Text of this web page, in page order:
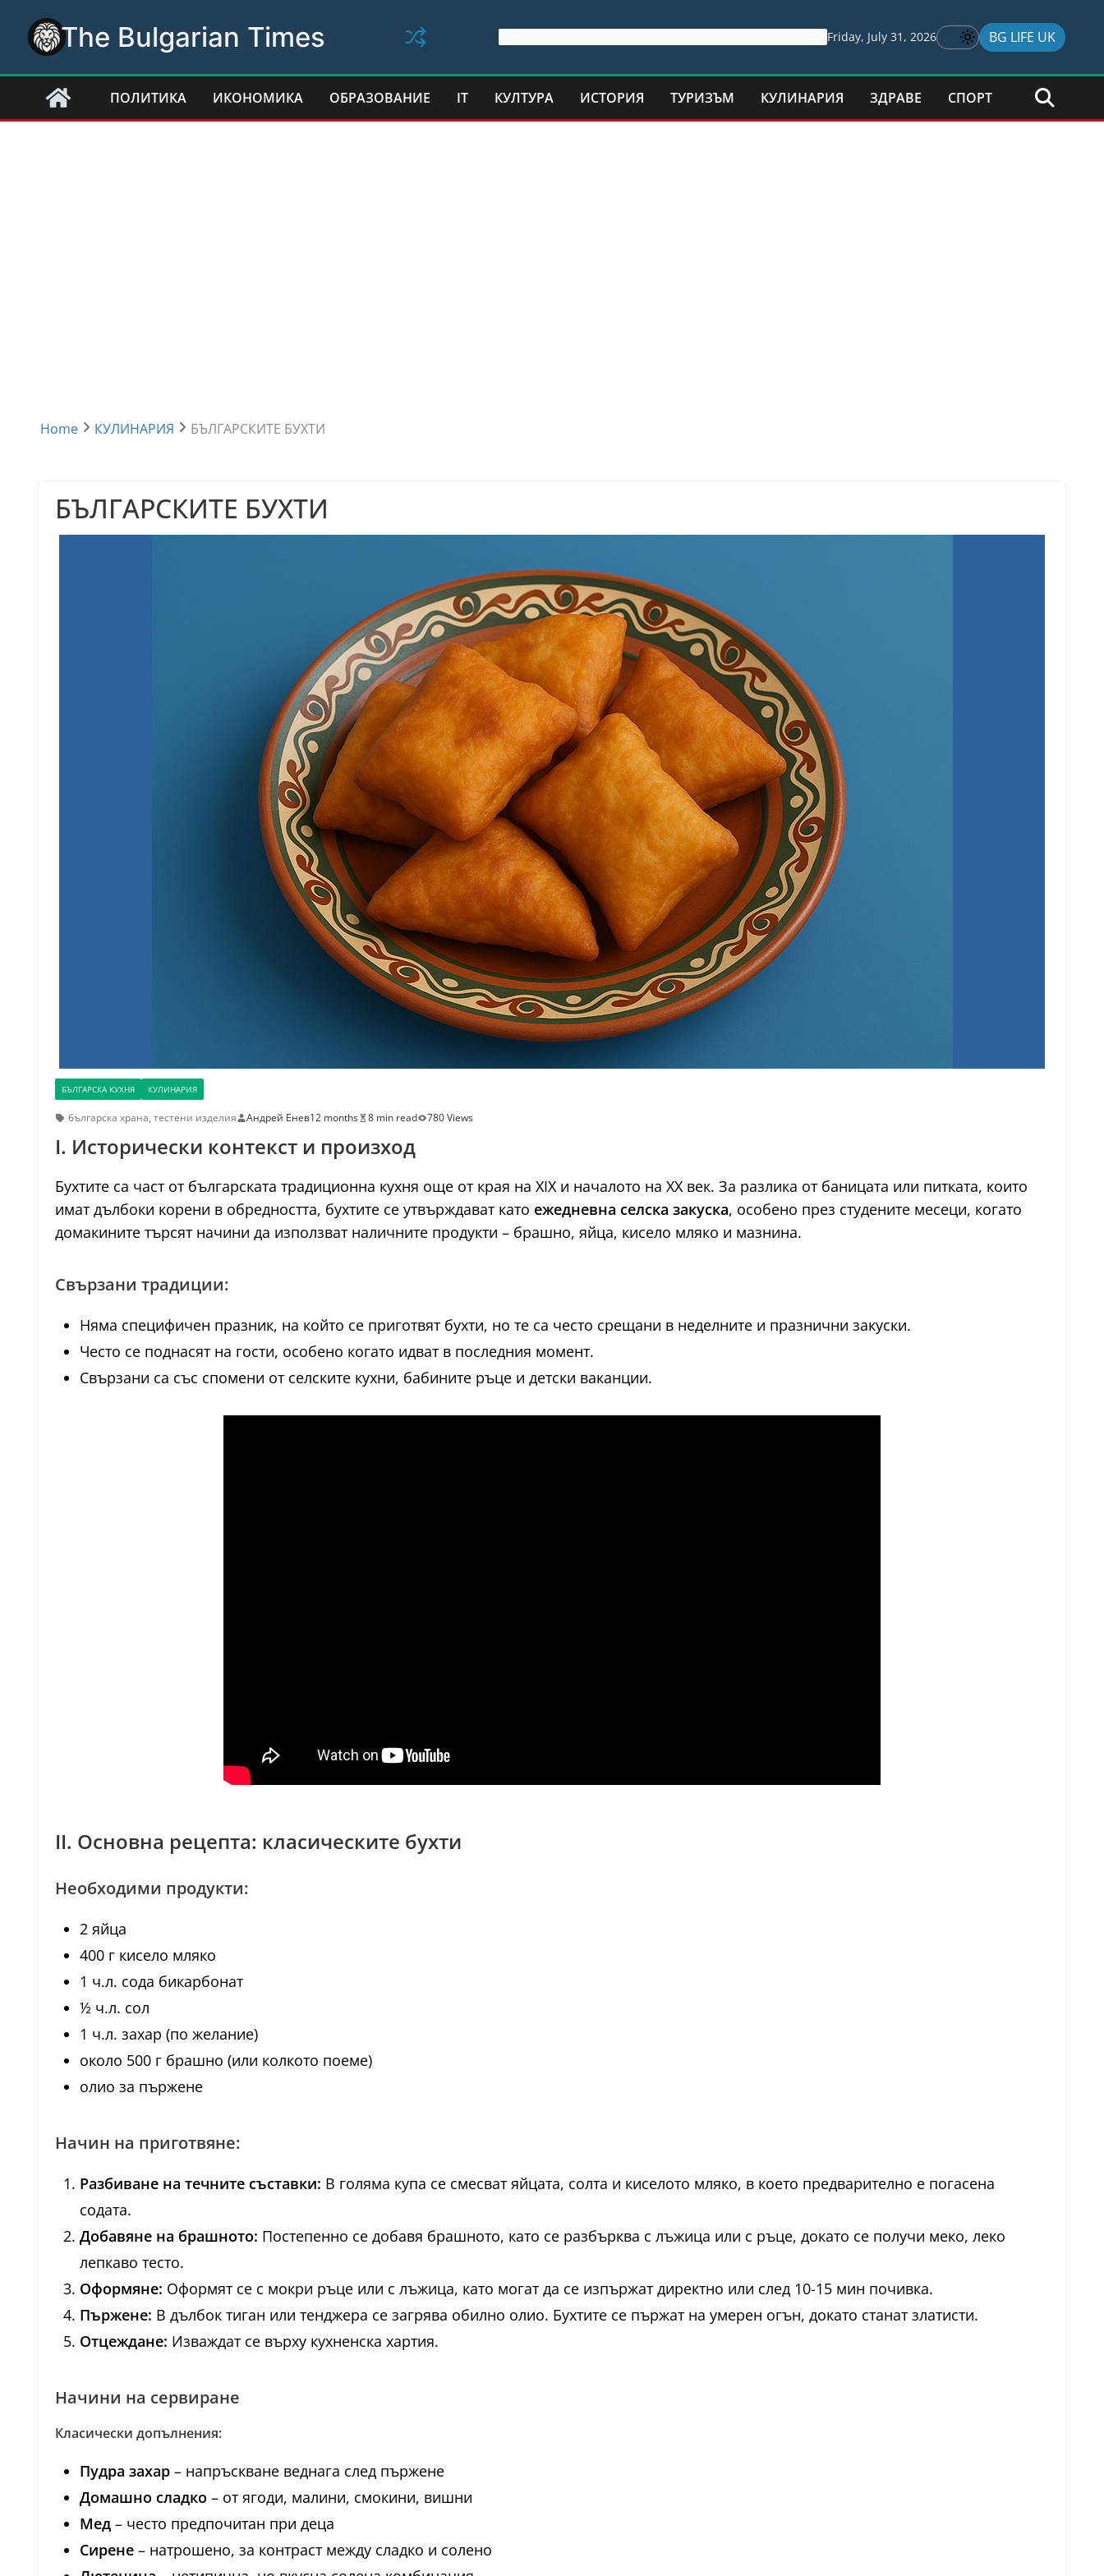
content
The Bulgarian Times Friday, July 31, 2026 BG LIFE UK
ПОЛИТИКА ИКОНОМИКА ОБРАЗОВАНИЕ IT КУЛТУРА ИСТОРИЯ ТУРИЗЪМ КУЛИНАРИЯ ЗДРАВЕ СПОРТ
Home КУЛИНАРИЯ БЪЛГАРСКИТЕ БУХТИ
БЪЛГАРСКИТЕ БУХТИ
БЪЛГАРСКА КУХНЯ КУЛИНАРИЯ
българска храна, тестени изделия Андрей Енев12 months 8 min read 780 Views
I. Исторически контекст и произход
Бухтите са част от българската традиционна кухня още от края на XIX и началото на XX век. За разлика от баницата или питката, които
имат дълбоки корени в обредността, бухтите се утвърждават като ежедневна селска закуска, особено през студените месеци, когато
домакините търсят начини да използват наличните продукти – брашно, яйца, кисело мляко и мазнина.
Свързани традиции:
Няма специфичен празник, на който се приготвят бухти, но те са често срещани в неделните и празнични закуски.
Често се поднасят на гости, особено когато идват в последния момент.
Свързани са със спомени от селските кухни, бабините ръце и детски ваканции.
II. Основна рецепта: класическите бухти
Необходими продукти:
2 яйца
400 г кисело мляко
1 ч.л. сода бикарбонат
½ ч.л. сол
1 ч.л. захар (по желание)
около 500 г брашно (или колкото поеме)
олио за пържене
Начин на приготвяне:
Разбиване на течните съставки: В голяма купа се смесват яйцата, солта и киселото мляко, в което предварително е погасена
содата.
Добавяне на брашното: Постепенно се добавя брашното, като се разбърква с лъжица или с ръце, докато се получи меко, леко
лепкаво тесто.
Оформяне: Оформят се с мокри ръце или с лъжица, като могат да се изпържат директно или след 10-15 мин почивка.
Пържене: В дълбок тиган или тенджера се загрява обилно олио. Бухтите се пържат на умерен огън, докато станат златисти.
Отцеждане: Изваждат се върху кухненска хартия.
Начини на сервиране
Класически допълнения:
Пудра захар – напръскване веднага след пържене
Домашно сладко – от ягоди, малини, смокини, вишни
Мед – често предпочитан при деца
Сирене – натрошено, за контраст между сладко и солено